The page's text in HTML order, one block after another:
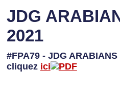
JDG
2021
#FPA79 - JDG ARABIANS
cliquez ici